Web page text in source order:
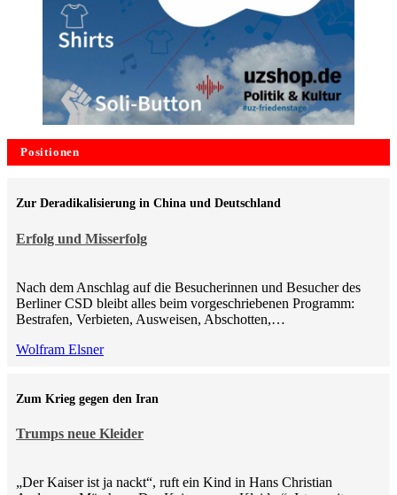
Positionen
Erfolg und Misserfolg
Zur Deradikalisierung in China und Deutschland
Nach dem Anschlag auf die Besucherinnen und Besucher des
Berliner CSD bleibt alles beim vorgeschriebenen Programm:
Bestrafen, Verbieten, Ausweisen, Abschotten,…
Wolfram Elsner
Trumps neue Kleider
Zum Krieg gegen den Iran
„Der Kaiser ist ja nackt“, ruft ein Kind in Hans Christian